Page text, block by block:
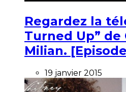
Regardez la
Turned Up” de
Milian.
19 janvier 2015